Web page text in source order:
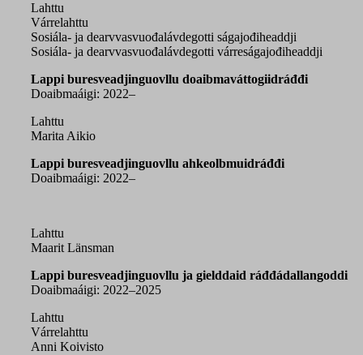
Lahttu
Várrelahttu
Sosiála- ja dearvvasvuođalávdegotti ságajođiheaddji
Sosiála- ja dearvvasvuođalávdegotti várreságajođiheaddji
Lappi buresveadjinguovllu doaibmaváttogiidráđđi
Doaibmaáigi: 2022–
Lahttu
Marita Aikio
Lappi buresveadjinguovllu ahkeolbmuidráđđi
Doaibmaáigi: 2022–
Lahttu
Maarit Länsman
Lappi buresveadjinguovllu ja gielddaid ráđđádallangoddi
Doaibmaáigi: 2022–2025
Lahttu
Várrelahttu
Anni Koivisto